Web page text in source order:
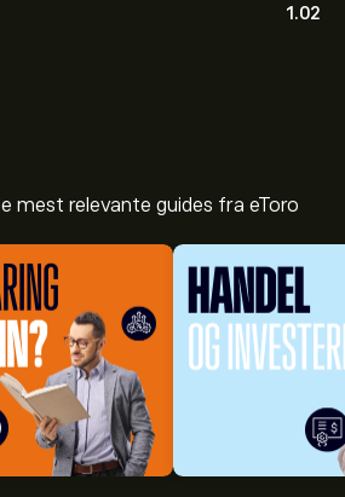
1.02
mest relevante guides fra eToro